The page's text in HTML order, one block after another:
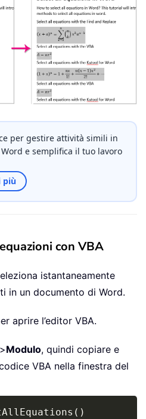
per gestire attività simili in
e semplifica il tuo lavoro
più
con VBA
istantaneamente
in un documento di Word.
aprire l’editor VBA.
>Modulo, quindi copiare e
VBA nella finestra del
( )